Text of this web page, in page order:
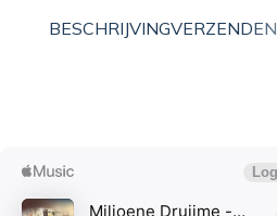
BESCHRIJVINGVERZENDEN